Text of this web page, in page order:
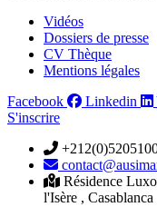
Vidéos
Dossiers de presse
CV Thèque
Mentions légales
Facebook
Linkedin
S'inscrire
Résidence
l'Isère ,